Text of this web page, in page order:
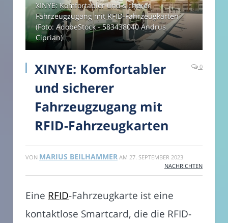
XINYE: Komfortabler und sicherer
Fahrzeugzugang mit RFID-Fahrzeugkarten
(Foto: AdobeStock - 583438040 Andrus
Ciprian)
XINYE: Komfortabler
und sicherer
Fahrzeugzugang mit
RFID-Fahrzeugkarten
0
VON MARIUS BEILHAMMER AM 27. SEPTEMBER 2023
NACHRICHTEN
Eine RFID-Fahrzeugkarte ist eine
kontaktlose Smartcard, die die RFID-